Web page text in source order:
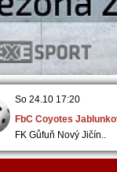
So 24.10 17:20
FbC Coyotes
FK Gůfuň Nový Jičín..